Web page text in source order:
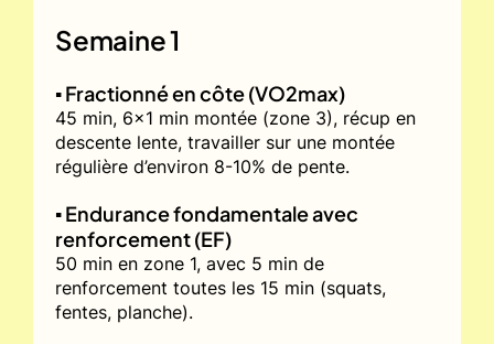
Semaine 1
▪️ Fractionné en côte (VO2max)
45 min, 6x1 min montée (zone 3), récup en
descente lente, travailler sur une montée
régulière d’environ 8-10% de pente.
▪️ Endurance fondamentale avec
renforcement (EF)
50 min en zone 1, avec 5 min de
renforcement toutes les 15 min (squats,
fentes, planche).